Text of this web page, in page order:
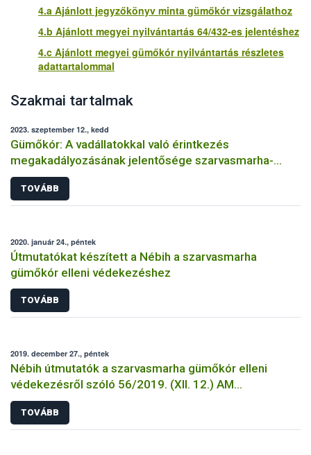
4.a Ajánlott jegyzőkönyv minta gümőkór vizsgálathoz
4.b Ajánlott megyei nyilvántartás 64/432-es jelentéshez
4.c Ajánlott megyei gümőkór nyilvántartás részletes
adattartalommal
Szakmai tartalmak
2023. szeptember 12., kedd
Gümőkór: A vadállatokkal való érintkezés
megakadályozásának jelentősége szarvasmarha-
állományokban
TOVÁBB
2020. január 24., péntek
Útmutatókat készített a Nébih a szarvasmarha
gümőkór elleni védekezéshez
TOVÁBB
2019. december 27., péntek
Nébih útmutatók a szarvasmarha gümőkór elleni
védekezésről szóló 56/2019. (XII. 12.) AM
rendelethez
TOVÁBB